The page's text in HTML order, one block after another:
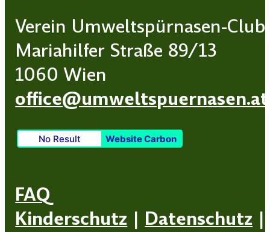
Verein Umweltspürnasen-Club
Mariahilfer Straße 89/13
1060 Wien
office@umweltspuernasen.at
No Result Website Carbon
FAQ
Kinderschutz | Datenschutz |